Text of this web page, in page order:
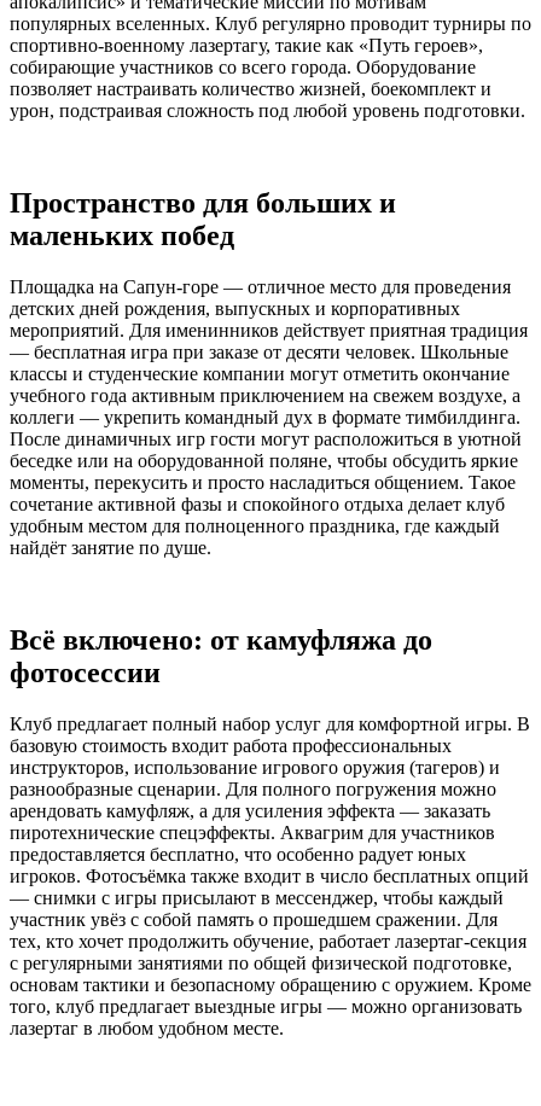
популярных вселенных. Клуб регулярно проводит турниры по
спортивно-военному лазертагу, такие как «Путь героев»,
собирающие участников со всего города. Оборудование
позволяет настраивать количество жизней, боекомплект и
урон, подстраивая сложность под любой уровень подготовки.
Пространство для больших и
маленьких побед
Площадка на Сапун-горе — отличное место для проведения
детских дней рождения, выпускных и корпоративных
мероприятий. Для именинников действует приятная традиция
— бесплатная игра при заказе от десяти человек. Школьные
классы и студенческие компании могут отметить окончание
учебного года активным приключением на свежем воздухе, а
коллеги — укрепить командный дух в формате тимбилдинга.
После динамичных игр гости могут расположиться в уютной
беседке или на оборудованной поляне, чтобы обсудить яркие
моменты, перекусить и просто насладиться общением. Такое
сочетание активной фазы и спокойного отдыха делает клуб
удобным местом для полноценного праздника, где каждый
найдёт занятие по душе.
Всё включено: от камуфляжа до
фотосессии
Клуб предлагает полный набор услуг для комфортной игры. В
базовую стоимость входит работа профессиональных
инструкторов, использование игрового оружия (тагеров) и
разнообразные сценарии. Для полного погружения можно
арендовать камуфляж, а для усиления эффекта — заказать
пиротехнические спецэффекты. Аквагрим для участников
предоставляется бесплатно, что особенно радует юных
игроков. Фотосъёмка также входит в число бесплатных опций
— снимки с игры присылают в мессенджер, чтобы каждый
участник увёз с собой память о прошедшем сражении. Для
тех, кто хочет продолжить обучение, работает лазертаг-секция
с регулярными занятиями по общей физической подготовке,
основам тактики и безопасному обращению с оружием. Кроме
того, клуб предлагает выездные игры — можно организовать
лазертаг в любом удобном месте.